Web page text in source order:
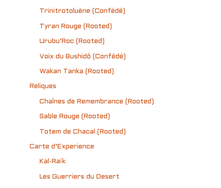
Trinitrotoluène (Confédé)
Tyran Rouge (Rooted)
Urubu’Roc (Rooted)
Voix du Bushidô (Confédé)
Wakan Tanka (Rooted)
Reliques
Chaînes de Remembrance (Rooted)
Sable Rouge (Rooted)
Totem de Chacal (Rooted)
Carte d’Experience
Kal-Raïk
Les Guerriers du Desert